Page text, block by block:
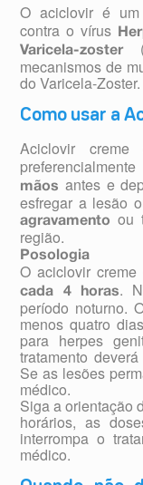
O aciclovir é
contra o vírus
Varicela-zoster
mecanismos de
do Varicela-Zoster.
Como usar a
Aciclovir
mãos antes e
esfregar a lesão
agravamento
ou
região.
Posologia
O aciclovir
cada 4 horas.
período noturno.
menos quatro
para herpes
tratamento
Se as lesões
médico.
Siga a orientação
horários, as
interrompa o
médico.